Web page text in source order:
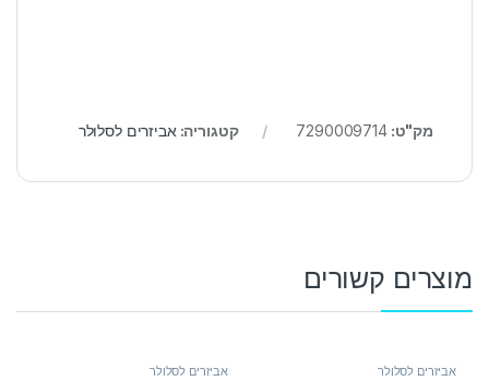
מק"ט:7290009714 קטגוריה: אביזרים לסלולר
מוצרים קשורים
אביזרים לסלולר אביזרים לסלולר